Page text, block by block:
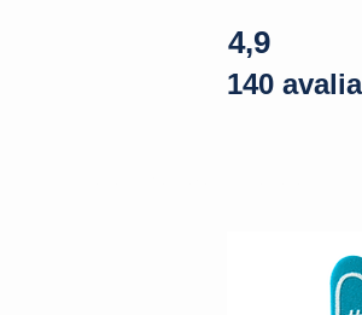
4,9
140